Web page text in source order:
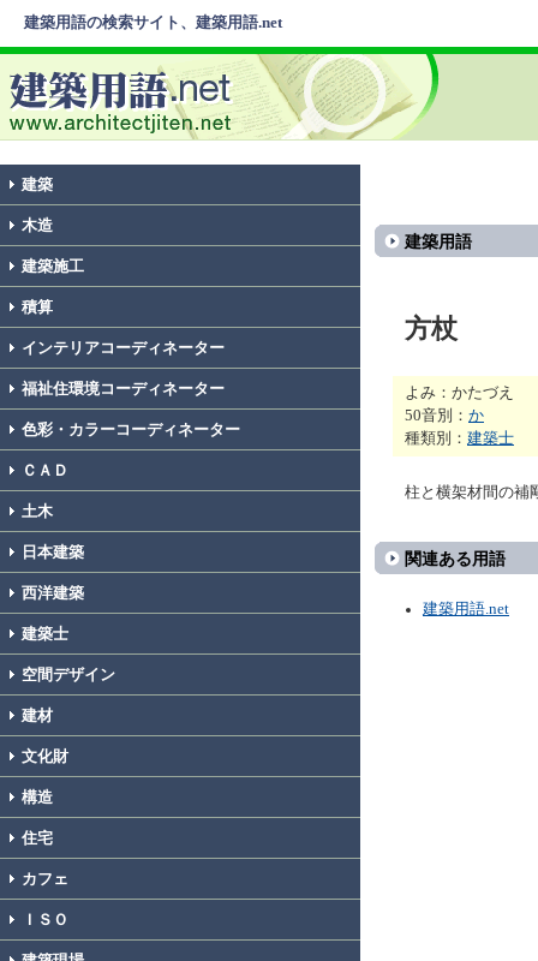
建築用語の検索サイト、建築用語.net
建築
木造
建築施工
積算
インテリアコーディネーター
福祉住環境コーディネーター
色彩・カラーコーディネーター
ＣＡＤ
土木
日本建築
西洋建築
建築士
空間デザイン
建材
文化財
構造
住宅
カフェ
ＩＳＯ
建築用語
方杖
よみ：かたづえ
50音別： か
種類別： 建築士
柱と横架材間の補
関連ある用語
建築用語.net